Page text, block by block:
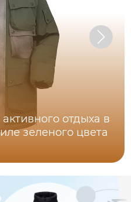
отдыха в
зеленого цвета